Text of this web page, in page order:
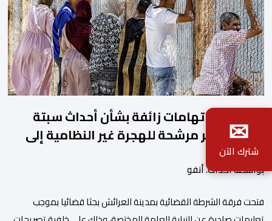
العرائش.. اتهامات زائفة بشأن أحداث سبتة
المحتلة تجر مرشحة للهجرة غير النظامية إلى
القضاء
بواسطة أحداث. أنفو
فتحت فرقة الشرطة القضائية بمدينة العرائش بحثا قضائيا بموجب
✉
شترك الآن